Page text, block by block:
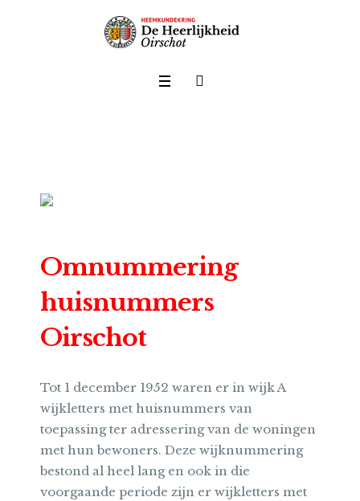
Omnummering
huisnummers
Oirschot
Tot 1 december 1952 waren er in wijk A
wijkletters met huisnummers van
toepassing ter adressering van de woningen
met hun bewoners. Deze wijknummering
bestond al heel lang en ook in die
voorgaande periode zijn er wijkletters met